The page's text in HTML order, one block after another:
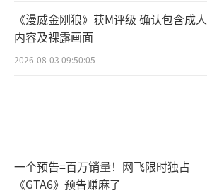
《漫威金刚狼》获M评级 确认包含成人
内容及裸露画面
2026-08-03 09:50:05
一个预告=百万销量！网飞限时独占
《GTA6》预告赚麻了